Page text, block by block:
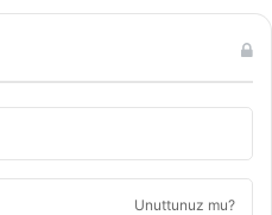
Unuttunuz mu?